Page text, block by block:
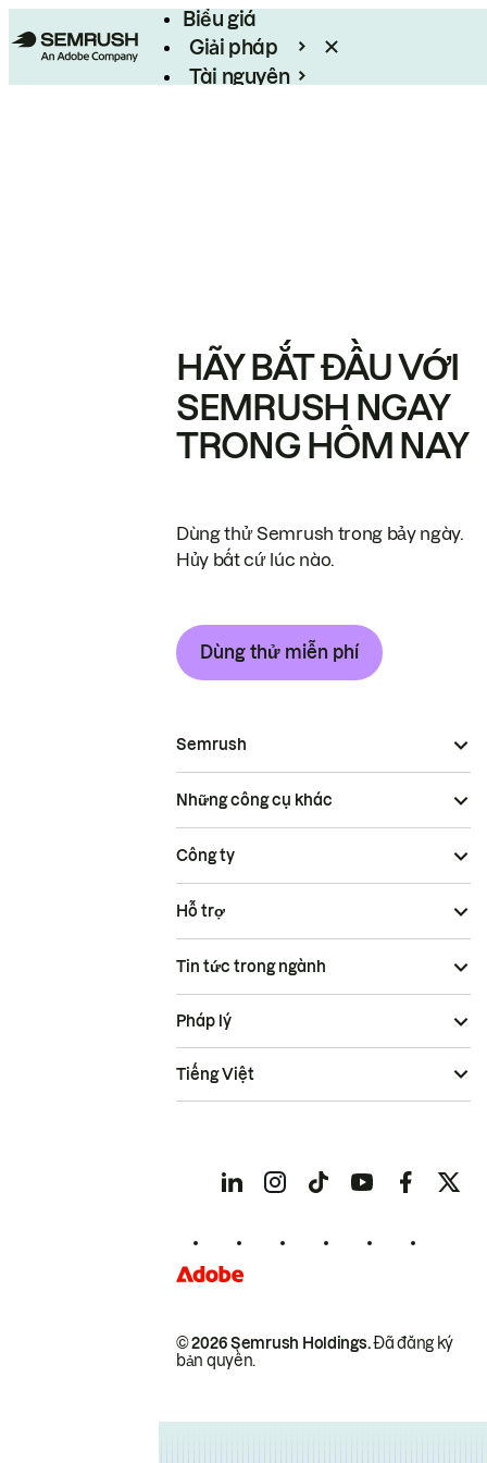
Biểu giá
Giải pháp
Tài nguyên
HÃY BẮT ĐẦU VỚI
SEMRUSH NGAY
TRONG HÔM NAY
Dùng thử Semrush trong bảy ngày.
Hủy bất cứ lúc nào.
Dùng thử miễn phí
Semrush
Những công cụ khác
Công ty
Hỗ trợ
Tin tức trong ngành
© 2026 Semrush Holdings.Đã đăng ký
bản quyền.
Pháp lý
Tiếng Việt